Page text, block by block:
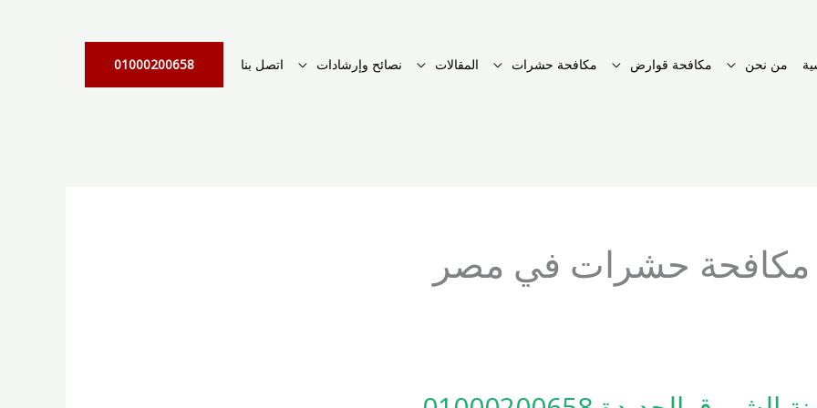
من نحن مكافحة قوارض مكافحة حشرات المقالات نصائح وإرشادات اتصل بنا 01000200658
حشرات في مصر